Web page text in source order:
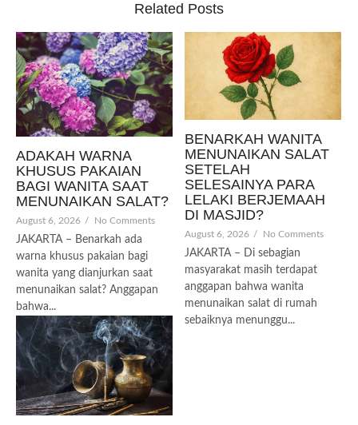
Related Posts
ADAKAH WARNA
KHUSUS PAKAIAN
BAGI WANITA SAAT
MENUNAIKAN SALAT?
August 6, 2026 / No Comments
JAKARTA – Benarkah ada
warna khusus pakaian bagi
wanita yang dianjurkan saat
menunaikan salat? Anggapan
bahwa...
BENARKAH WANITA
MENUNAIKAN SALAT
SETELAH
SELESAINYA PARA
LELAKI BERJEMAAH
DI MASJID?
August 6, 2026 / No Comments
JAKARTA – Di sebagian
masyarakat masih terdapat
anggapan bahwa wanita
menunaikan salat di rumah
sebaiknya menunggu...